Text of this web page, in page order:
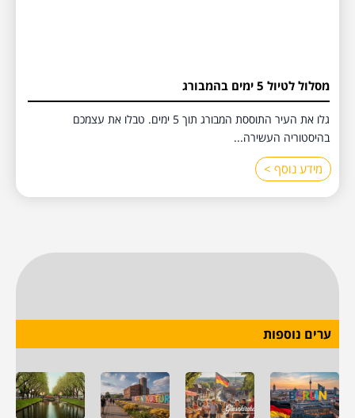
מסלול לטיול 5 ימים בהמבורג
גלו את העיר התוססת המבורג תוך 5 ימים. טבלו את עצמכם
בהיסטוריה העשירה...
מידע נוסף >
ערים נוספות